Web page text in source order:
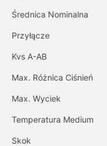
Średnica Nominalna
Przyłącze
Kvs A-AB
Max. Różnica Ciśnień
Max. Wyciek
Temperatura Medium
Skok